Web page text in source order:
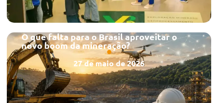
O que falta para o Brasil aproveitar o
novo boom da mineração?
27 de maio de 2026